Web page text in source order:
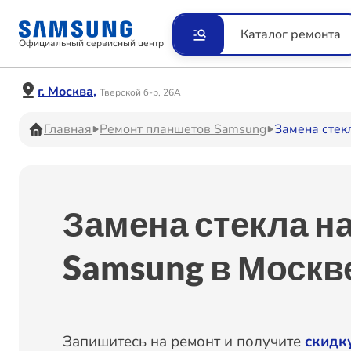
Официальный сервисный центр
Каталог ремонта
г. Москва, Тверской б-р, 26А
Главная Ремонт планшетов Samsung Замена
Замена стекла
Samsung в
Запишитесь на ремонт и получите
Ремонт Видеокамер
Ремонт Наушников
Ремонт Холодильников